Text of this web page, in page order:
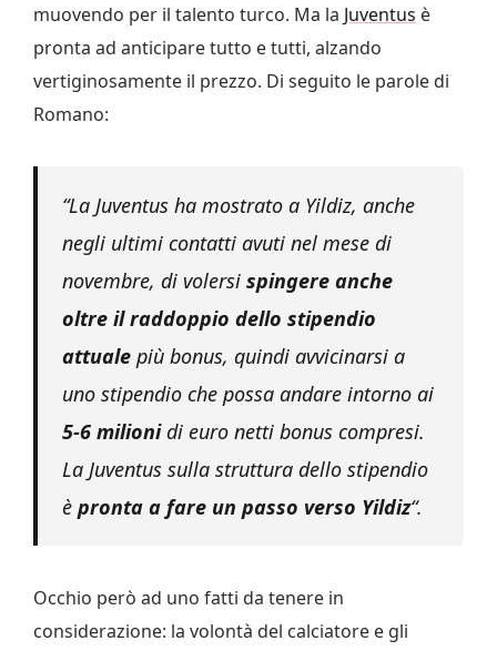
muovendo per il talento turco. Ma la Juventus è
pronta ad anticipare tutto e tutti, alzando
vertiginosamente il prezzo. Di seguito le parole di
Romano:
“La Juventus ha mostrato a Yildiz, anche
negli ultimi contatti avuti nel mese di
novembre, di volersi spingere anche
oltre il raddoppio dello stipendio
attuale più bonus, quindi avvicinarsi a
uno stipendio che possa andare intorno ai
5-6 milionidi euro netti bonus compresi.
La Juventus sulla struttura dello stipendio
è pronta a fare un passo verso Yildiz“.
Occhio però ad uno fatti da tenere in
considerazione: la volontà del calciatore e gli